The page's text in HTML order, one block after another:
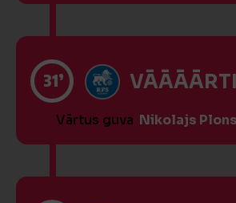
31’
Vārtus guva Nikolajs